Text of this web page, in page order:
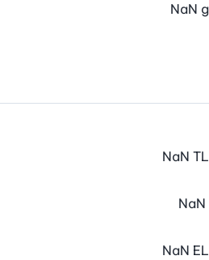
NaN g
NaN TL
NaN
NaN EL